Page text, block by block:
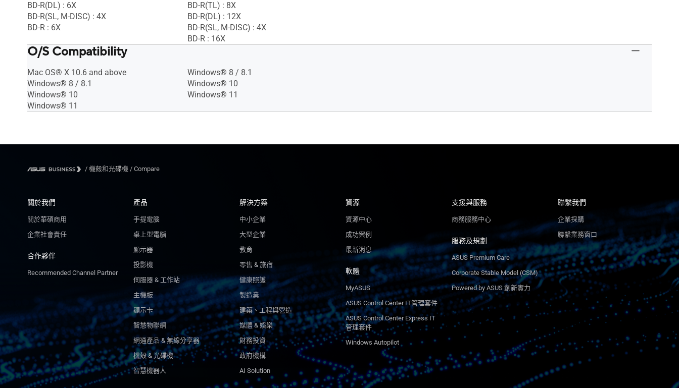
BD-R(DL) : 6X
BD-R(SL, M-DISC) : 4X
BD-R : 6X
BD-R(TL) : 8X
BD-R(DL) : 12X
BD-R(SL, M-DISC) : 4X
BD-R : 16X
O/S Compatibility
Mac OS® X 10.6 and above
Windows® 8 / 8.1
Windows® 10
Windows® 11
Windows® 8 / 8.1
Windows® 10
Windows® 11
/ 機殻和光碟機 / Compare
關於我們
關於華碩商用
企業社會責任
合作夥伴
Recommended Channel Partner
產品
手提電腦
桌上型電腦
顯示器
投影機
伺服器 & 工作站
主機板
顯示卡
智慧物聯網
網通產品 & 無線分享器
機殼 & 光碟機
智慧機器人
解決方案
中小企業
大型企業
教育
零售 & 旅宿
健康照護
製造業
建築、工程與營造
媒體 & 娛樂
財務投資
政府機構
AI Solution
資源
資源中心
成功案例
最新消息
軟體
MyASUS
ASUS Control Center IT管理套件
ASUS Control Center Express IT
管理套件
Windows Autopilot
支援與服務
商務服務中心
服務及規劃
ASUS Premium Care
Corporate Stable Model (CSM)
Powered by ASUS 創新實力
聯繫我們
企業採購
聯繫業務窗口